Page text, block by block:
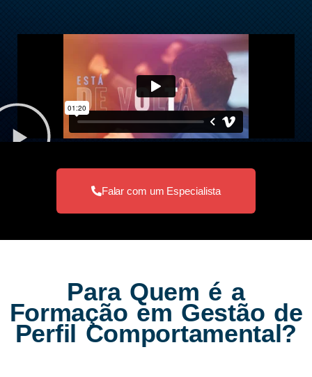
Falar com um Especialista
Para Quem é a
Formação em Gestão de
Perfil Comportamental?